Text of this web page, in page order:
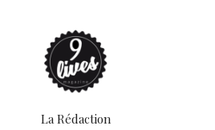
La Rédaction